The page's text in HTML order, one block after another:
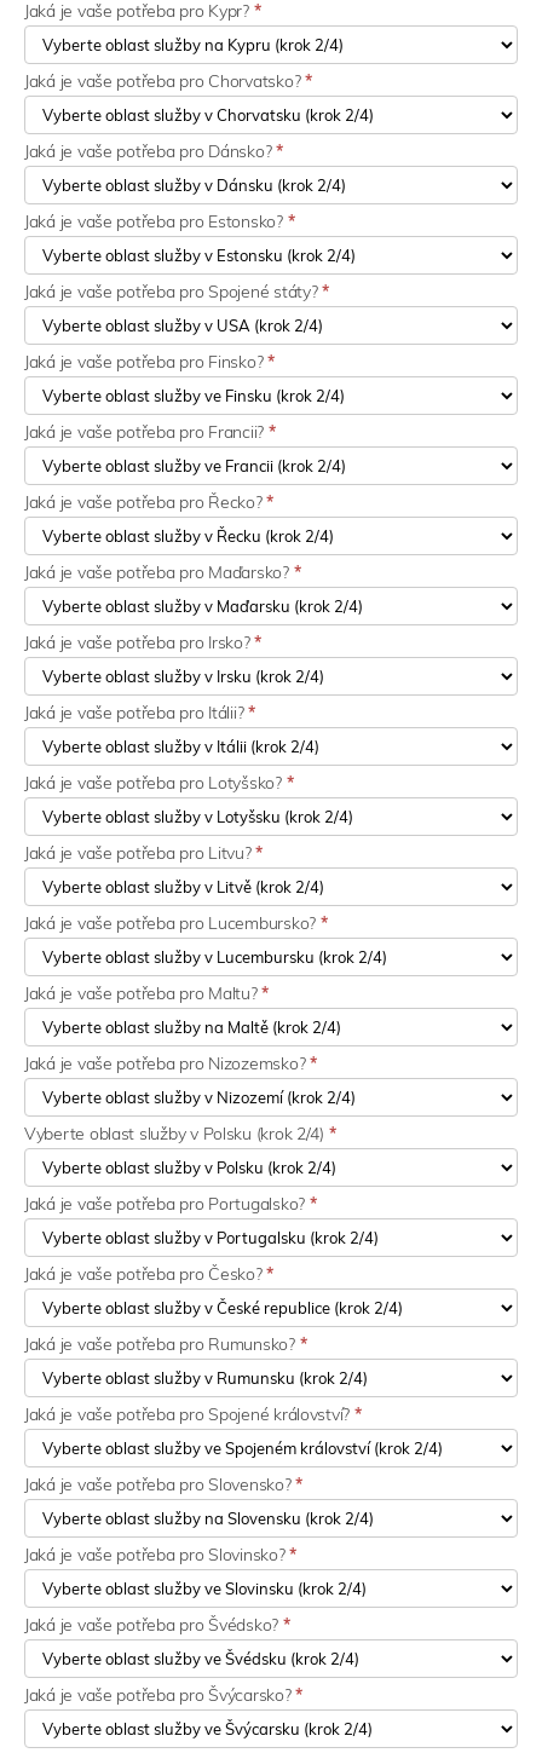
Jaká je vaše potřeba pro Kypr? *
Jaká je vaše potřeba pro Chorvatsko?*
Jaká je vaše potřeba pro Dánsko?*
Jaká je vaše potřeba pro Estonsko? *
Jaká je vaše potřeba pro Spojené státy?*
Jaká je vaše potřeba pro Finsko?*
Jaká je vaše potřeba pro Francii? *
Jaká je vaše potřeba pro Řecko?*
Jaká je vaše potřeba pro Maďarsko? *
Jaká je vaše potřeba pro Irsko?*
Jaká je vaše potřeba pro Itálii?*
Jaká je vaše potřeba pro Lotyšsko? *
Jaká je vaše potřeba pro Litvu?*
Jaká je vaše potřeba pro Lucembursko? *
Jaká je vaše potřeba pro Maltu?*
Jaká je vaše potřeba pro Nizozemsko?*
Vyberte oblast služby v Polsku (krok 2/4) *
Jaká je vaše potřeba pro Portugalsko? *
Jaká je vaše potřeba pro Česko?*
Jaká je vaše potřeba pro Rumunsko? *
Jaká je vaše potřeba pro Spojené království? *
Jaká je vaše potřeba pro Slovensko?*
Jaká je vaše potřeba pro Slovinsko?*
Jaká je vaše potřeba pro Švédsko? *
Jaká je vaše potřeba pro Švýcarsko?*